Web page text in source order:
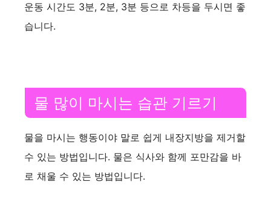
운동 시간도 3분, 2분, 3분 등으로 차등을 두시면 좋
습니다.
물 많이 마시는 습관 기르기
물을 마시는 행동이야 말로 쉽게 내장지방을 제거할
수 있는 방법입니다. 물은 식사와 함께 포만감을 바
로 채울 수 있는 방법입니다.